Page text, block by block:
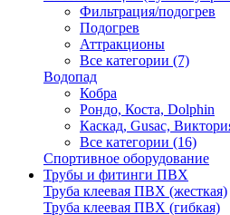
Фильтрация/подогрев
Подогрев
Аттракционы
Все категории (7)
Водопад
Кобра
Рондо, Коста, Dolphin
Каскад, Gusac,
Все категории (16)
Спортивное оборудование
Трубы и фитинги ПВХ
Труба клеевая ПВХ (жесткая)
Труба клеевая ПВХ (гибкая)